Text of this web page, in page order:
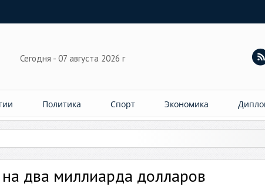
Сегодня - 07 августа 2026 г
Политика Спорт Экономика
7
два миллиарда долларов